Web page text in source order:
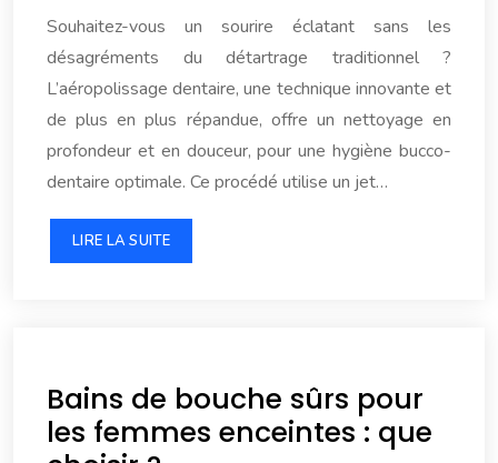
Souhaitez-vous un sourire éclatant sans les
désagréments du détartrage traditionnel ?
L’aéropolissage dentaire, une technique innovante et
de plus en plus répandue, offre un nettoyage en
profondeur et en douceur, pour une hygiène bucco-
dentaire optimale. Ce procédé utilise un jet…
LIRE LA SUITE
Bains de bouche sûrs pour
les femmes enceintes : que